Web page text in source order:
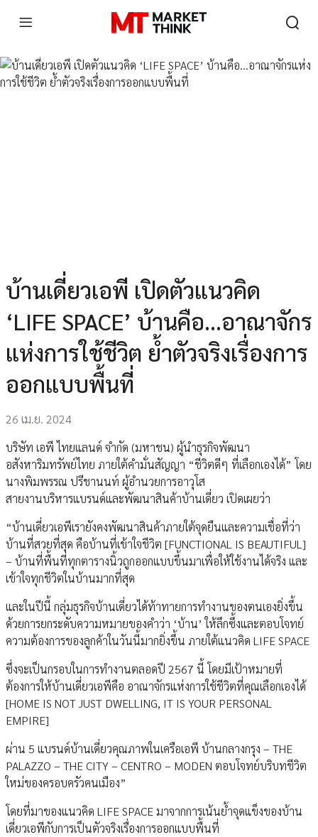
บ้านเดี่ยวเอพี เปิดตัวแนวคิด
‘LIFE SPACE’ บ้านคือ...อาณาจักร
แห่งการใช้ชีวิต ย้ำตัวจริงเรื่องการ
ออกแบบพื้นที่
26 เม.ย. 2024
บริษัท เอพี ไทยแลนด์ จำกัด (มหาชน) ผู้นำธุรกิจพัฒนา
อสังหาริมทรัพย์ไทย ภายใต้คำมั่นสัญญา “ชีวิตดีๆ ที่เลือกเองได้” โดย
นางพิมพรรณ ปรีชานนท์ ผู้อำนวยการอาวุโส
สายงานบริหารแบรนด์และพัฒนาสินค้าบ้านเดี่ยว เปิดเผยว่า
“บ้านเดี่ยวเอพีเรายังคงพัฒนาสินค้าภายใต้จุดยืนและความเชื่อที่ว่า
บ้านที่สวยที่สุด คือบ้านที่เข้าใจชีวิต [FUNCTIONAL IS BEAUTIFUL]
– บ้านที่พื้นที่ทุกตารางนิ้วถูกออกแบบขึ้นมาเพื่อให้ใช้งานได้จริง และ
เข้าใจทุกชีวิตในบ้านมากที่สุด
และในปีนี้ กลุ่มธุรกิจบ้านเดี่ยวได้ท้าทายการทำงานของตนเองยิ่งขึ้น
ด้วยการยกระดับความหมายของคำว่า ‘บ้าน’ ให้ลึกซึ้งและตอบโจทย์
ความต้องการของลูกค้าในวันนี้มากยิ่งขึ้น ภายใต้แนวคิด LIFE SPACE
ซึ่งจะเป็นกรอบในการทำงานตลอดปี 2567 นี้ โดยมีเป้าหมายที่
ต้องการให้บ้านเดี่ยวเอพีคือ อาณาจักรแห่งการใช้ชีวิตที่คุณเลือกเองได้
[HOME IS NOT JUST DWELLING, IT IS YOUR PERSONAL
EMPIRE]
ผ่าน 5 แบรนด์บ้านเดี่ยวคุณภาพในเครือเอพี บ้านกลางกรุง – THE
PALAZZO – THE CITY – CENTRO – MODEN ตอบโจทย์บริบทชีวิต
ใหม่ของครอบครัวคนเมือง”
โดยที่มาของแนวคิด LIFE SPACE มาจากการเน้นย้ำจุดแข็งของบ้าน
เดี่ยวเอพีกับการเป็นตัวจริงเรื่องการออกแบบพื้นที่